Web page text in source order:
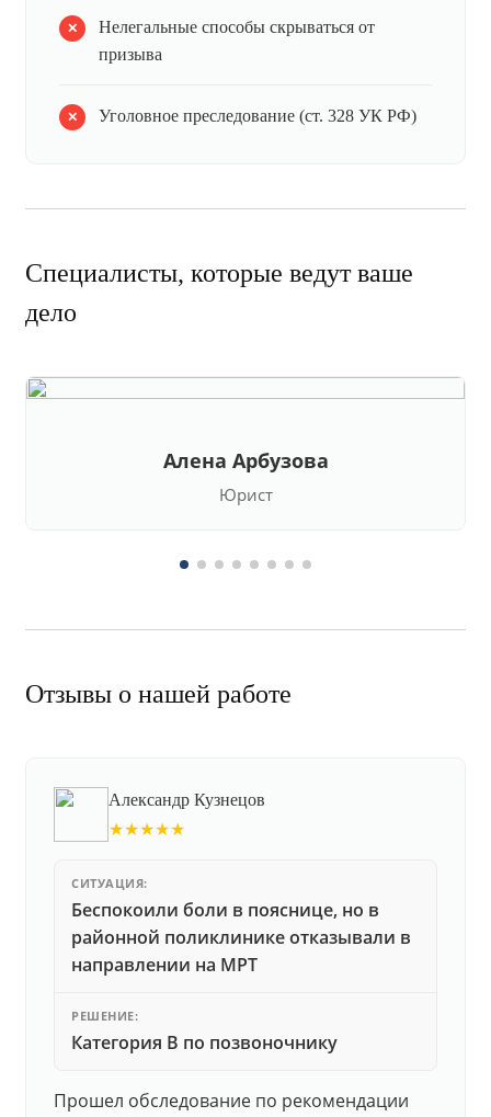
Нелегальные способы скрываться от
призыва
Уголовное преследование (ст. 328 УК РФ)
Специалисты, которые ведут ваше
дело
Алена Арбузова
Юрист
Отзывы о нашей работе
Александр Кузнецов
★★★★★
СИТУАЦИЯ:
Беспокоили боли в пояснице, но в
районной поликлинике отказывали в
направлении на МРТ
РЕШЕНИЕ:
Категория В по позвоночнику
Прошел обследование по рекомендации